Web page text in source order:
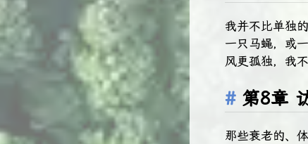
我并不比单独
一只马蝇，或
风更孤独，我
第8章
那些衰老的、